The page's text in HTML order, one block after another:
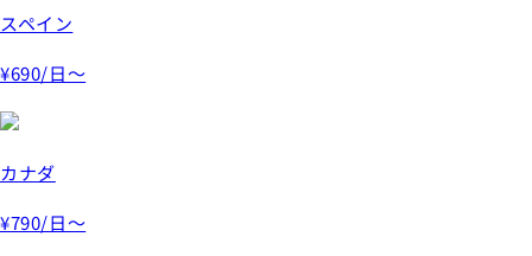
スペイン
¥690/日～
カナダ
¥790/日～